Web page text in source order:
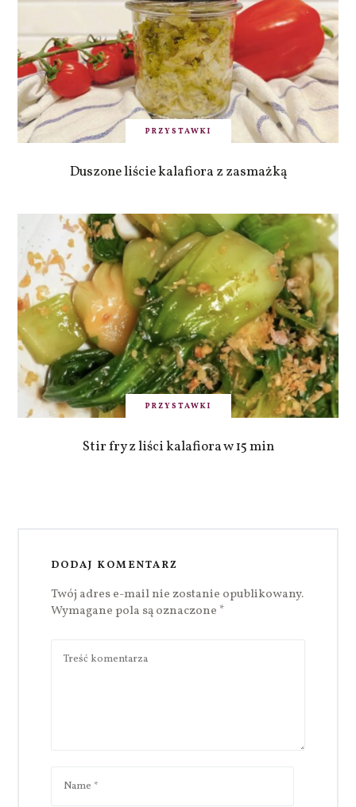
PRZYSTAWKI
Duszone liście kalafiora z zasmażką
PRZYSTAWKI
Stir fry z liści kalafiora w 15 min
DODAJ KOMENTARZ
Twój adres e-mail nie zostanie opublikowany.
Wymagane pola są oznaczone *